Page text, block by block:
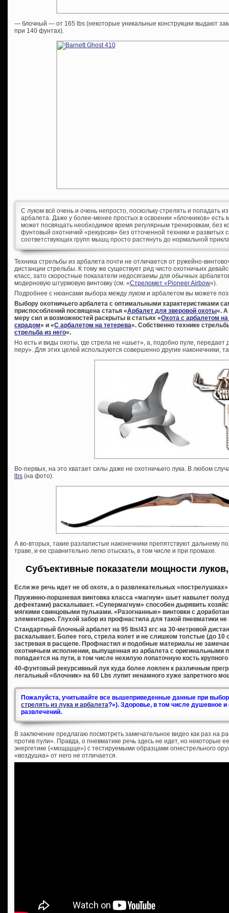
— блочный — от 165 lbs (некоторые уникальные конструкции выдают
при 140 фунтах).
С луком всё очень и очень непросто, поскольку стрелять и попадать
арбалета. Даже у более-менее простых в освоении «блочников» есть
может посвящать необходимое время регулярным тренировкам, без
фунтовый охотничий «рекурсив» без отточенной техники и
соответствующих групп мышц просто растянуть до нормальной
Техника стрельбы из арбалета почти не отличается от ружейно-
дистанции стрельбы. К тому же существует ряд чисто охотничьих
класс, зато скоростные показатели недосягаемы для обычных
модерновую штурмовую винтовку (см. «Стреломет «Pioneer Airbow«).
Подробнее с нюансами выбора между луком и арбалетом вы можете
Выбору охотничьего арбалета с оптимальными характеристиками
приспособлений посвящена статья «Арбалет для зверовой охоты«. А
меру сил и возможностей раскрыты в статьях «Охота с арбалетом на
скрадом» и «С арбалетом на тетерева«. Собственно технике
стрельба из него«.
Но есть и виды охоты, где стрела не «шьет», а, подобно пуле,
перу». Для этих целей используются совершенно другие наконечники,
Во-первых, на это хватает силы даже не охотничьего лука. В любом
lbs (на фото).
А во-вторых, такие разлапистые наконечники препятствуют дальнему
траве, и ее сравнительно легко отыскать, в том числе и при промахе.
Субъективные показатели мощности
Если же речь идет не об охоте, а о развлекательных
Пружинно-поршневая винтовка класса «магнум» шьет навылет
дефектами) раскалывает. «Супермагнум» способен дырявить
мягкими свинцовыми пульками. «Разогнанные» винтовки с
элементарно. Глухой забор из профнастила для такой пневматики
Стандартный блочный арбалет на 95 lbs/43 кгс на 30-метровой
раскалывает. Более того, стрела колет и не слишком толстые (до 10
застревая в расщепе. Профнастил и подобные материалы не
охотничьем исполнении, выпущенная из арбалета с оригинальными
попадается на пути, в том числе нехилую лопаточную кость крупного
40-фунтовый рекурсивный лук куда более лоялен к различным
легальный «блочник» на 60 Lbs лупит ненамного хуже запретного
Пожалуйста, учитывайте все вышеприведенные данные при
стрелять из лука и арбалета?»). Здоровье, в том числе душевное
развлечений.
В заключение предлагаю посмотреть замечательное видео как раз на
против пули». Правда, о пневматике речь здесь не идет, но некоторые
энергетике («мощщще») с тестируемыми образцами огнестрельного
«воздушка» от него не отличается.